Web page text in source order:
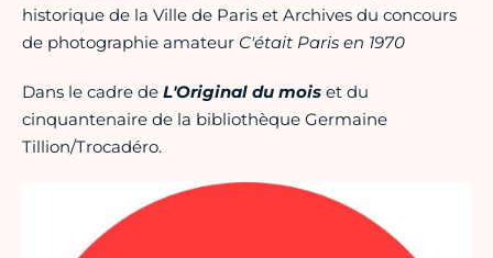
historique de la Ville de Paris et Archives du concours
de photographie amateur C'était Paris en 1970
Dans le cadre de L'Original du mois et du
cinquantenaire de la bibliothèque Germaine
Tillion/Trocadéro.